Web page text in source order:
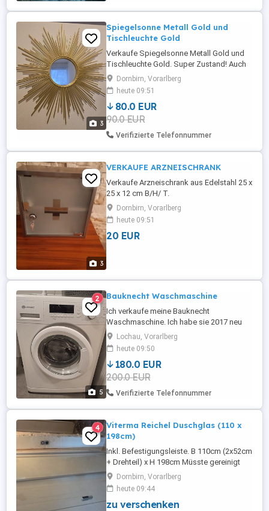
3
Spiegelsonne Metall Gold und
Tischleuchte Gold
Verkaufe Spiegelsonne Metall Gold und
Tischleuchte Gold. Super Zustand! Auch
Einzeln zu erwerben: Spiegelsonne: 40
Tischleuchte: 40
Dornbirn, Vorarlberg
heute 09:51
80.0 EUR
90.0 EUR
Verifizierte Telefonnummer
3
VERKAUFE ARZNEISCHRANK
Verkaufe Arzneischrank aus Edelstahl 25 x
25 x 12 cm B/H/ T.
Dornbirn, Vorarlberg
heute 09:51
20 EUR
5
2 Bauknecht Waschmaschine
Ich verkaufe meine Bauknecht
Waschmaschine. Ich habe sie 2017 neu
gekauft. Sie ist voll funktionsfähig und ich
gebe sie nur her, weil sie von den Maßen
her nicht zu meinem Trocknerturm passt.
Die Maße sind LxBxH 50x60x85cm Modell:
WA Star 77 EX Super-E Bauknecht Nur an
Selbstabholer.
Lochau, Vorarlberg
heute 09:50
180.0 EUR
200.0 EUR
Verifizierte Telefonnummer
4
Viterma Reichel Duschglas (110 x
198cm)
Inkl. Befestigungsleiste. B 110cm (2x52cm
+ Drehteil) x H 198cm Müsste gereinigt
werden, da sie bei uns auf der Baustelle
einiges an Staub abbekommen hat, aber
ansonsten ist die Duschwand in gutem
Zustand - keine Kratzer oder Macken.
Dornbirn, Vorarlberg
heute 09:44
zu verschenken